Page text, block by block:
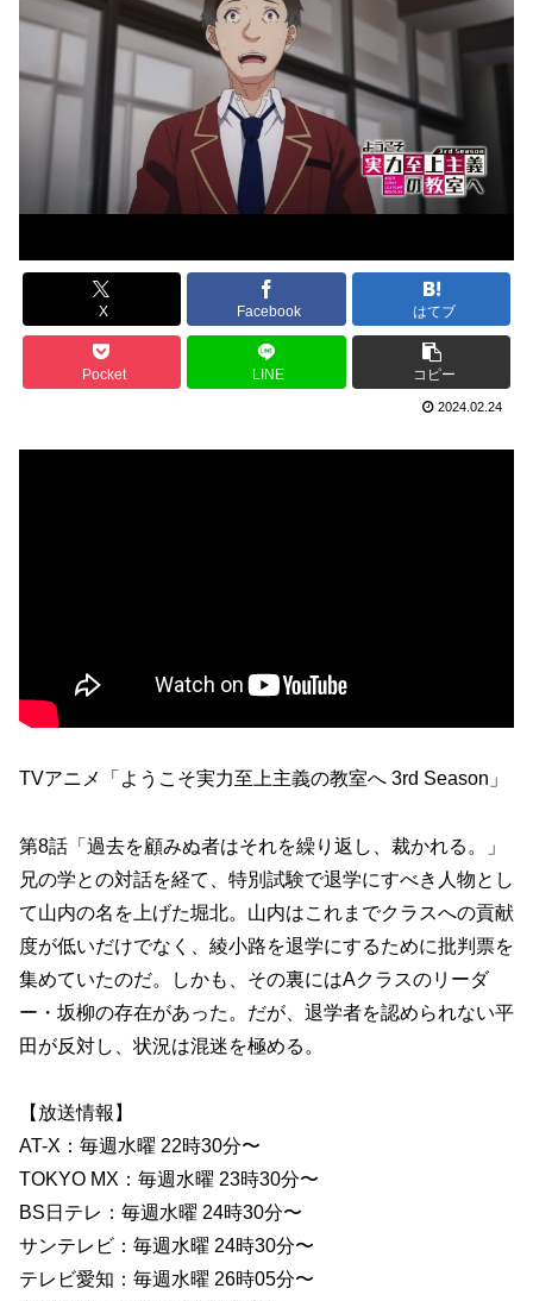
X Facebook はてブ
Pocket LINE コピー
2024.02.24
TVアニメ「ようこそ実力至上主義の教室へ 3rd Season」
第8話「過去を顧みぬ者はそれを繰り返し、裁かれる。」
兄の学との対話を経て、特別試験で退学にすべき人物とし
て山内の名を上げた堀北。山内はこれまでクラスへの貢献
度が低いだけでなく、綾小路を退学にするために批判票を
集めていたのだ。しかも、その裏にはAクラスのリーダ
ー・坂柳の存在があった。だが、退学者を認められない平
田が反対し、状況は混迷を極める。
【放送情報】
AT-X：毎週水曜 22時30分〜
TOKYO MX：毎週水曜 23時30分〜
BS日テレ：毎週水曜 24時30分〜
サンテレビ：毎週水曜 24時30分〜
テレビ愛知：毎週水曜 26時05分〜